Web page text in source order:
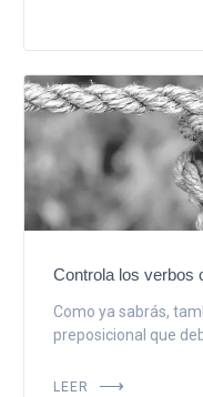
Controla los verbos
Como ya sabrás,
preposicional que
LEER